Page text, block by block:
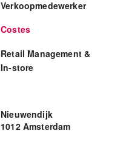
Verkoopmedewerker
Costes
Retail Management &
In-store
Nieuwendijk
1012 Amsterdam